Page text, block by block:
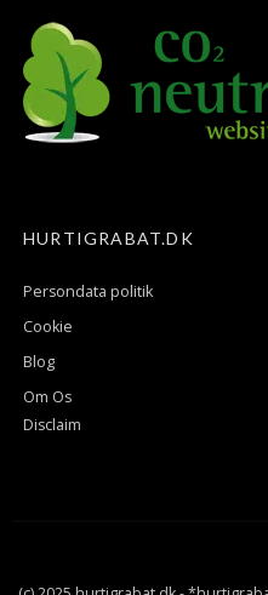
HURTIGRABAT.DK
Persondata politik
Cookie
Blog
Om Os
Disclaim